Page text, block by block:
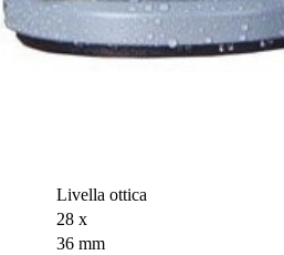
Livella ottica
28 x
36 mm